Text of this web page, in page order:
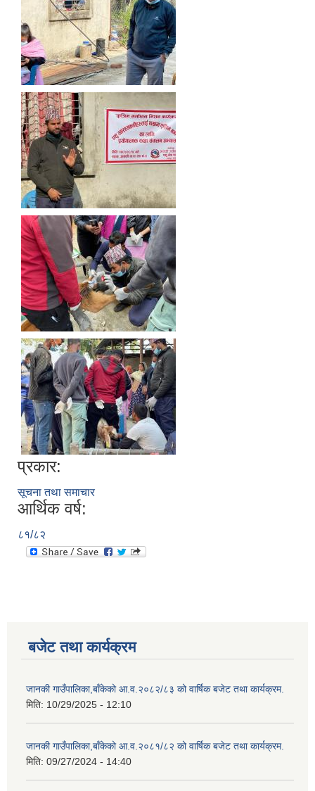
प्रकार:
सूचना तथा समाचार
आर्थिक वर्ष:
८१/८२
बजेट तथा कार्यक्रम
जानकी गाउँपालिका,बाँकेको आ.व.२०८२/८३ को वार्षिक बजेट तथा कार्यक्रम.
मिति: 10/29/2025 - 12:10
जानकी गाउँपालिका,बाँकेको आ.व.२०८१/८२ को वार्षिक बजेट तथा कार्यक्रम.
मिति: 09/27/2024 - 14:40